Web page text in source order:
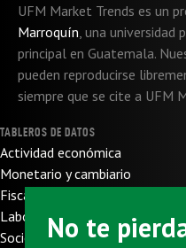
UFM Market Trends es un
Marroquín una universidad
principal en Guatemala.
pueden reproducirse
siempre que se cite a UFM
TABLEROS DE DATOS
Actividad económica
Monetario y cambiario
Fiscal y de presupuesto
Laboral
Socioeconómico
No te